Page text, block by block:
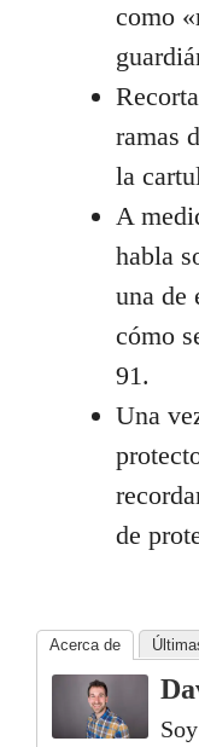
como
ramas
la
A
habla
una de
cómo
91.
Una
de
Acerca de